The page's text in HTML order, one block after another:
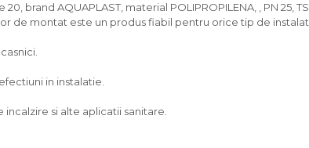
brand AQUAPLAST, material POLIPROPILENA, , PN 25,
de montat este un produs fiabil pentru orice tip de
in instalatie.
si alte aplicatii sanitare.